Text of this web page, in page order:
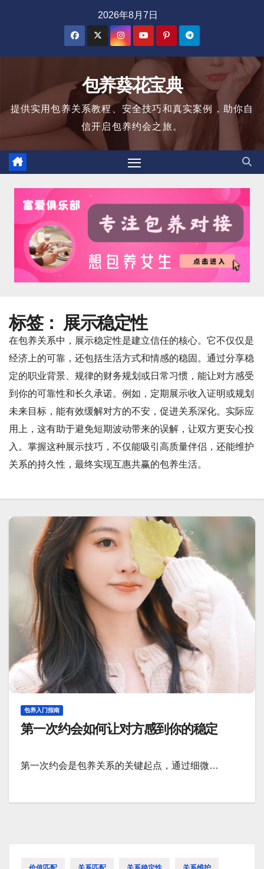
2026年8月7日
包养葵花宝典
提供实用包养关系教程、安全技巧和真实案例，助你自
信开启包养约会之旅。
标签： 展示稳定性
在包养关系中，展示稳定性是建立信任的核心。它不仅仅是
经济上的可靠，还包括生活方式和情感的稳固。通过分享稳
定的职业背景、规律的财务规划或日常习惯，能让对方感受
到你的可靠性和长久承诺。例如，定期展示收入证明或规划
未来目标，能有效缓解对方的不安，促进关系深化。实际应
用上，这有助于避免短期波动带来的误解，让双方更安心投
入。掌握这种展示技巧，不仅能吸引高质量伴侣，还能维护
关系的持久性，最终实现互惠共赢的包养生活。
包养入门指南
第一次约会如何让对方感到你的稳定
第一次约会是包养关系的关键起点，通过细微…